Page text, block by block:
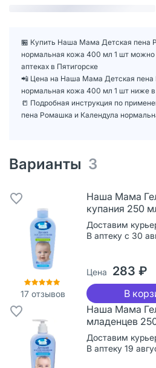
🏪 Купить Наша Мама Детская пена
нормальная кожа 400 мл 1 шт можно
аптеках в Пятигорске
📲 Цена на Наша Мама Детская пена
нормальная кожа 400 мл 1 шт ниже
📒 Подробная инструкция по
пена Ромашка и Календула
Варианты 3
17 отзывов
Наша Мама
купания 250
Доставим
В аптеку с 30
Цена 283 ₽
В
Наша Мама
младенцев
Доставим
В аптеку 19